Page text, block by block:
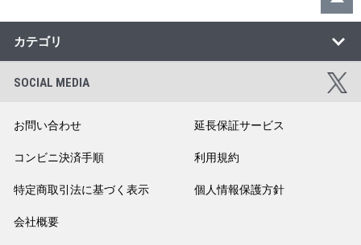
カテゴリ
SOCIAL MEDIA
お問い合わせ 延長保証サービス
コンビニ決済手順 利用規約
特定商取引法に基づく表示 個人情報保護方針
会社概要